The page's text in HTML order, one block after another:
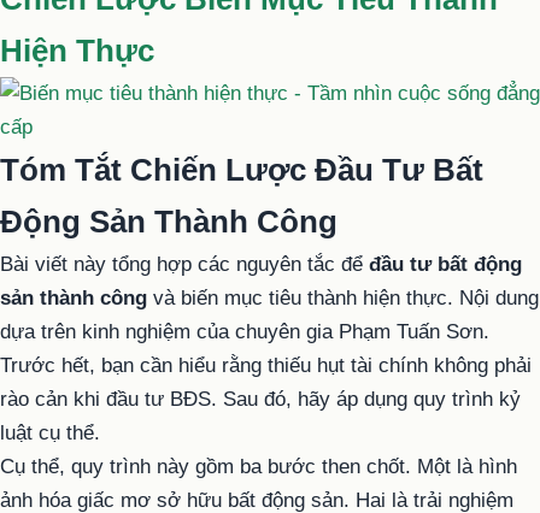
Hiện Thực
Tóm Tắt Chiến Lược Đầu Tư Bất
Động Sản Thành Công
Bài viết này tổng hợp các nguyên tắc để đầu tư bất động
sản thành công và biến mục tiêu thành hiện thực. Nội dung
dựa trên kinh nghiệm của chuyên gia Phạm Tuấn Sơn.
Trước hết, bạn cần hiểu rằng thiếu hụt tài chính không phải
rào cản khi đầu tư BĐS. Sau đó, hãy áp dụng quy trình kỷ
luật cụ thể.
Cụ thể, quy trình này gồm ba bước then chốt. Một là hình
ảnh hóa giấc mơ sở hữu bất động sản. Hai là trải nghiệm